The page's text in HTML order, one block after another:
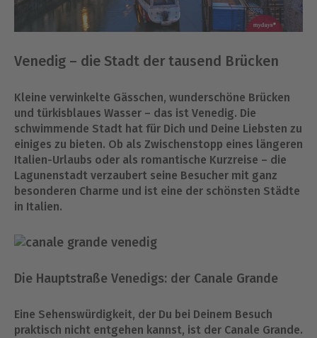
Venedig – die Stadt der tausend Brücken
Kleine verwinkelte Gässchen, wunderschöne Brücken
und türkisblaues Wasser – das ist Venedig. Die
schwimmende Stadt hat für Dich und Deine Liebsten zu
einiges zu bieten. Ob als Zwischenstopp eines längeren
Italien-Urlaubs oder als romantische Kurzreise – die
Lagunenstadt verzaubert seine Besucher mit ganz
besonderen Charme und ist eine der schönsten Städte
in Italien.
Die Hauptstraße Venedigs: der Canale Grande
Eine Sehenswürdigkeit, der Du bei Deinem Besuch
praktisch nicht entgehen kannst, ist der Canale Grande.